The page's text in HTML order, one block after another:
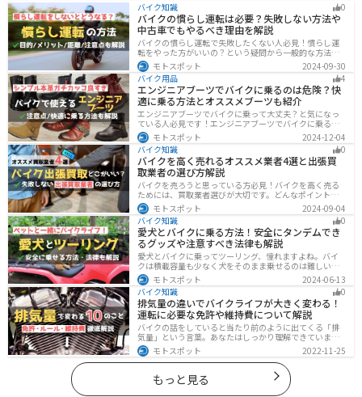
バイク知識 0
バイクの慣らし運転は必要？失敗しない方法や
中古車でもやるべき理由を解説
バイクの慣らし運転で失敗したくない人必見！慣らし運
転をやった方がいいの？という疑問から一般的な方法、
メーカ推奨の方法まで具体的に解説します。注意点や中
古車でもやった方がいいのか慣らし運転後にやるべきこ
ともまとめたので、これからバイクを買おうとしている
人は参考にしてください。
モトスポット
2024-09-30
バイク用品
4
エンジニアブーツでバイクに乗るのは危険？快
適に乗る方法とオススメブーツも紹介
エンジニアブーツでバイクに乗って大丈夫？と気になっ
ている人必見です！エンジニアブーツでバイクに乗るメ
リットデメリット、おすすめのブーツまで徹底解説しま
す。ファッション性が高く、バイクに乗っている時もそ
うじゃない時もかっこよくキメたい人にオススメです。
モトスポット
2024-12-04
バイク知識
0
バイクを高く売れるオススメ業者4選と出張買
取業者の選び方解説
バイクを売ろうと思っている方必見！バイクを高く売る
ためには、買取業者選びが大切です。どんなポイントで
業者を選べばいいのか見るべきポイントを7つまとめまし
た。また、買取実績が豊富なオススメの買取業者を4つを
厳選・解説します。
モトスポット
2024-09-04
バイク知識
0
愛犬とバイクに乗る方法！安全にタンデムでき
るグッズや注意すべき法律も解説
愛犬とバイクに乗ってツーリング、憧れますよね。バイ
クは積載容量も少なく犬をそのまま乗せるのは難しいで
すが、専用アイテムを使えば実現できます。この記事で
は、安全に楽しむために必要な知識やグッズをまとめま
した。しっかりと準備して愛犬とバイクライフを満喫し
ましょう！
モトスポット
2024-06-13
バイク知識
0
排気量の違いでバイクライフが大きく変わる！
運転に必要な免許や維持費について解説
バイクの話をしていると当たり前のように出てくる「排
気量」という言葉。あなたはしっかり理解できています
か？ バイクはクルマと違い、排気量によって必要な免
許・走れる道路の区分・車検の有無などが細かく変わっ
てきます。これらはバイクライフに大きく関わるもので
すので、正しく理解しておきましょう。
モトスポット 2022-11-25
もっと見る